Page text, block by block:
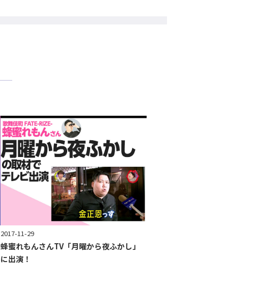
2017-11-29
蜂蜜れもんさんTV「月曜から夜ふかし」
に出演！